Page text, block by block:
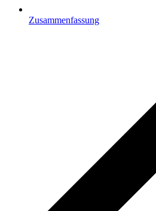
Zusammenfassung